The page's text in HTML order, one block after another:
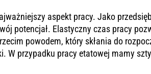
aspekt pracy. Jako
potencjał. Elastyczny czas pracy
powodem, który skłania do
W przypadku pracy etatowej mamy